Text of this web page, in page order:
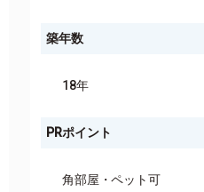
築年数
18年
PRポイント
角部屋 ペット可